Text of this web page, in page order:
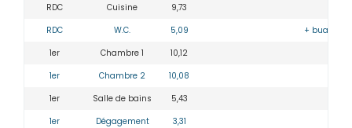
RDC
Cuisine
9,73
RDC
W.C. 5,09
+
1er
Chambre 1
10,12
1er
Chambre 2
10,08
1er
Salle de bains
5,43
1er
Dégagement
3,31